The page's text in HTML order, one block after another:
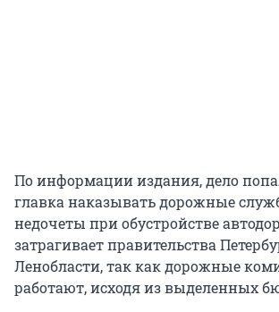
По информации издания, дело
главка наказывать дорожные
недочеты при обустройстве
затрагивает правительства
Ленобласти, так как дорожные
работают, исходя из выделенных